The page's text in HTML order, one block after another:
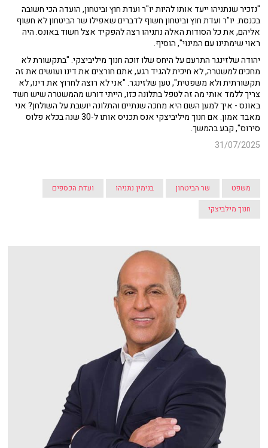
"נזכיר שנתניהו ייעד אותו להיות יו"ר ועדת חוץ וביטחון, הועדה הכי חשובה
בכנסת. יו"ר ועדת חוץ וביטחון חשוף לדברים שאפילו שר הביטחון לא חשוף
אליהם, את כל הסודות האלה נתניהו רצה להפקיד אצל חשוד באונס. היה
ראוי שימתינו עם המינוי", הוסיף.
יהודה שלזינגר התרעם על היחס שלו זוכה חנוך מיליביצקי. "בתקשורת לא
מחכים למשטרה, לא חיכית להגיד רגע, אתם חורצים את דינו ועושים את זה
תקשורתית ולא משפטית", טען שלזינגר. "אני לא רוצה לחרוץ את דינו, לא
צריך ללמד אותי מה זה לטפל בתלונה כזו, הייתי דורש מהמשטרה שיש חשד
באונס - איך למען השם היא מחכה שנתיים והתלונה יושבת על השולחן? אני
מאבד אמון. אם חנוך מיליביצקי אנס תכניס אותו ל-30 שנה בכלא פלוס
סירוס", קבע בהמשך.
31/07/2025
משפט שר הביטחון בנימין נתניהו
ועדת הכספים
חנוך מילביצקי